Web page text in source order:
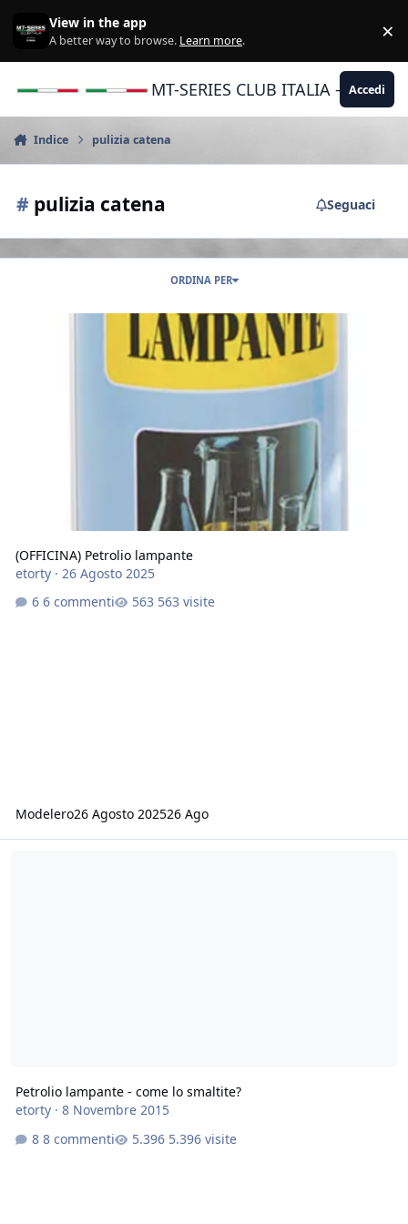
View in the app
A better way to browse. Learn more. ×
MT-SERIES CLUB ITALIA -Accedi
Indice pulizia catena
# pulizia catena Seguaci
ORDINA PER
(OFFICINA) Petrolio lampante
(OFFICINA) Petrolio lampante
etorty· 26 Agosto 2025
6 commenti
563 visite
Modelero26 Agosto 202526 Ago
Petrolio lampante - come lo smaltite?
etorty· 8 Novembre 2015
8 commenti
5.396 visite